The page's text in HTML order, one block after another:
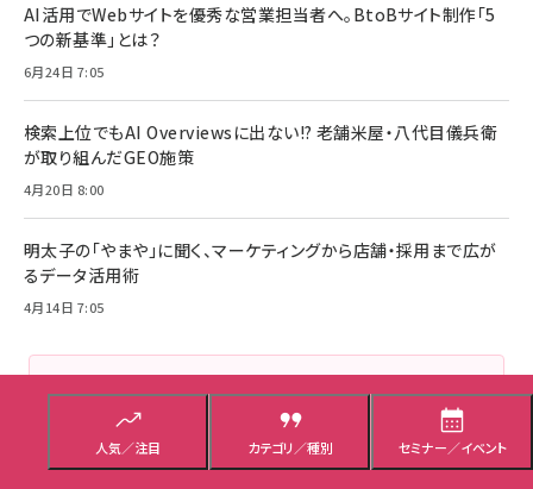
人気／注目 カテゴリ／種別 セミナー／イベント
AI活用でWebサイトを優秀な営業担当者へ。BtoBサイト制作「5
つの新基準」とは？
6月24日 7:05
検索上位でもAI Overviewsに出ない!? 老舗米屋・八代目儀兵衛
が取り組んだGEO施策
4月20日 8:00
明太子の「やまや」に聞く、マーケティングから店舗・採用まで広が
るデータ活用術
4月14日 7:05